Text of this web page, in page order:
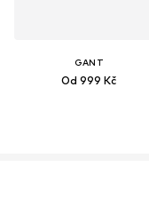
GANT
Od 999 Kč